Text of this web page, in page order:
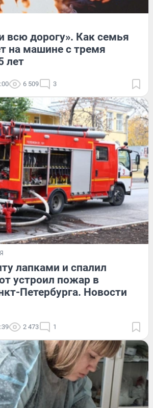
всю дорогу». Как семья
на машине с тремя
лет
6 509 3
лапками и спалил
устроил пожар в
Петербурга. Новости
2 473 1